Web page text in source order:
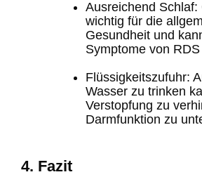
Ausreichend Schlaf:
wichtig für die
Gesundheit und
Symptome von
Flüssigkeitszufuhr:
Wasser zu trinken
Verstopfung zu
Darmfunktion zu
4. Fazit